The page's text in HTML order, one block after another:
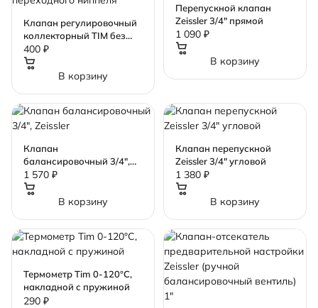
Клапан регулировочный
коллекторный TIM без
переходного ниппеля
400 ₽
В корзину
Перепускной клапан
Zeissler 3/4" прямой
1 090 ₽
В корзину
Клапан
балансировочный 3/4",
Zeissler
1 570 ₽
В корзину
Клапан перепускной
Zeissler 3/4" угловой
1 380 ₽
В корзину
Термометр Tim 0-120°C,
накладной с пружиной
290 ₽